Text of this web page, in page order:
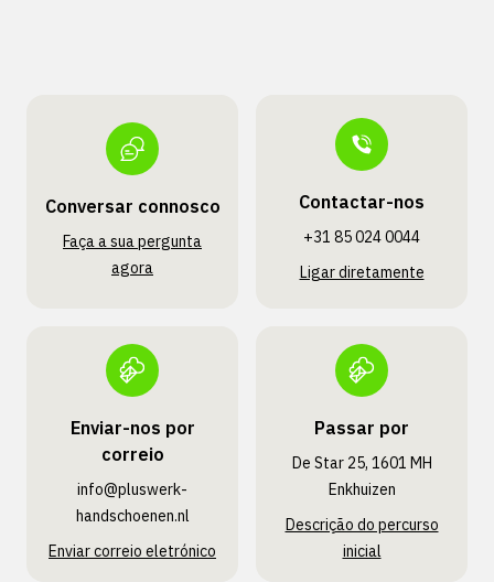
Conversar connosco
Faça a sua pergunta
agora
Contactar-nos
+31 85 024 0044
Ligar diretamente
Enviar-nos por
correio
info@pluswerk­
handschoenen.nl
Enviar correio eletrónico
Passar por
De Star 25, 1601 MH
Enkhuizen
Descrição do percurso
inicial